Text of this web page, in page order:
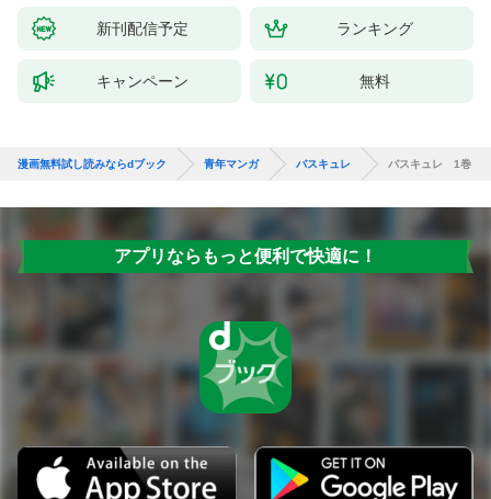
新刊配信予定 ランキング
キャンペーン 無料
漫画無料試し読みならdブック 青年マンガ バスキュレ バスキュレ 1巻
アプリならもっと便利で快適に！